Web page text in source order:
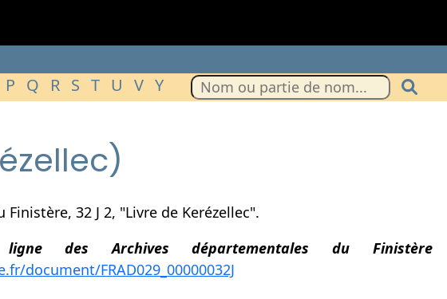
P Q R S T U V Y
32 J 2, "Livre de Kerézellec".
des Archives départementales du Finistère
document/FRAD029_00000032J